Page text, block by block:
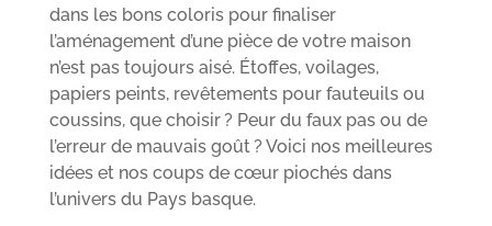
dans les bons coloris pour finaliser
l’aménagement d’une pièce de votre maison
n’est pas toujours aisé. Étoffes, voilages,
papiers peints, revêtements pour fauteuils ou
coussins, que choisir ? Peur du faux pas ou de
l’erreur de mauvais goût ? Voici nos meilleures
idées et nos coups de cœur piochés dans
l’univers du Pays basque.